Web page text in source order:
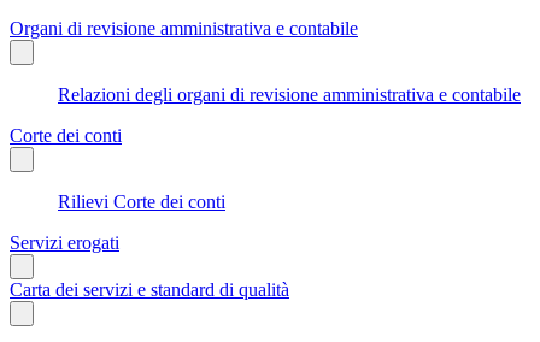
Organi di revisione amministrativa e contabile
Relazioni degli organi di revisione amministrativa e contabile
Corte dei conti
Rilievi Corte dei conti
Servizi erogati
Carta dei servizi e standard di qualità